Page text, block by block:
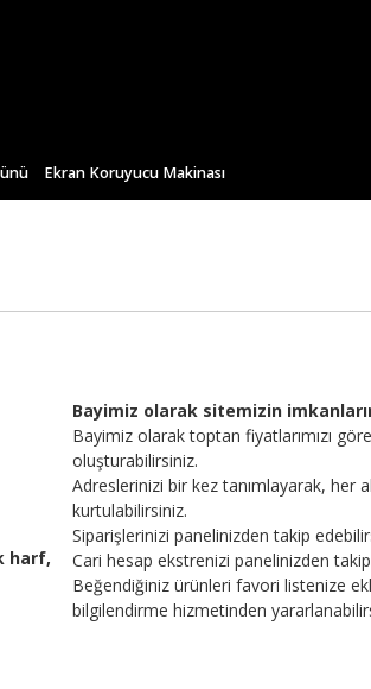
Ekran Koruyucu Makinası
Bayimiz olarak sitemizin
Bayimiz olarak toptan fiyatlarımızı
oluşturabilirsiniz.
Adreslerinizi bir kez tanımlayarak, her
kurtulabilirsiniz.
Siparişlerinizi panelinizden takip
Cari hesap ekstrenizi panelinizden
Beğendiğiniz ürünleri favori listenize
bilgilendirme hizmetinden
harf,